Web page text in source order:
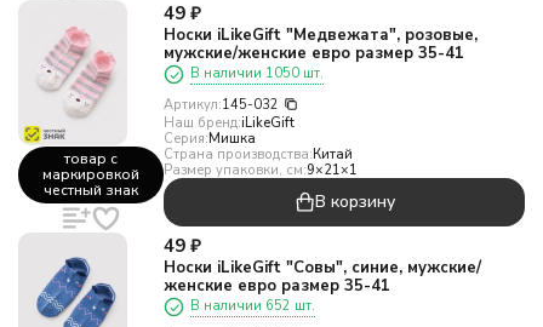
товар с
маркировкой
честный знак
49 ₽
Носки iLikeGift "Медвежата", розовые,
мужские/женские евро размер 35-41
В наличии 1050 шт.
Артикул:145-032
Наш бренд:iLikeGift
Серия:Мишка
Страна производства:Китай
Размер упаковки, см:9×21×1
В корзину
49 ₽
Носки iLikeGift "Совы", синие, мужские/
женские евро размер 35-41
В наличии 652 шт.